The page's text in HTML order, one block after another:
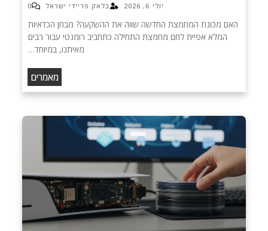
יולי 6, 2026 בלאק פריידי ישראל 0
האם מכונת המחמצת החדשה שווה את ההשקעה? מבחן הכדאיות
המלא אפיית לחם מחמצת התחילה כתחביב רומנטי עבור רבים
מאיתנו, במיוחד…
מאמרים